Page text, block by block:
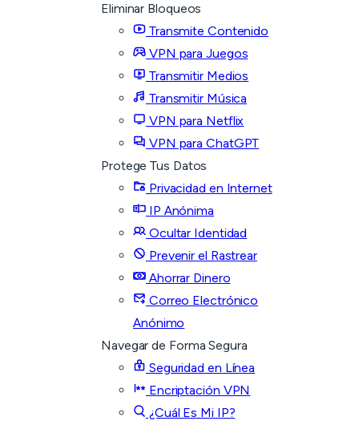
Eliminar Bloqueos
Transmite Contenido
VPN para Juegos
Transmitir Medios
Transmitir Música
VPN para Netflix
VPN para ChatGPT
Protege Tus Datos
Privacidad en Internet
IP Anónima
Ocultar Identidad
Prevenir el Rastrear
Ahorrar Dinero
Correo Electrónico
Anónimo
Navegar de Forma Segura
Seguridad en Línea
Encriptación VPN
¿Cuál Es Mi IP?